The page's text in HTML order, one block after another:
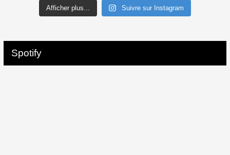
Afficher plus... Suivre sur Instagram
Spotify